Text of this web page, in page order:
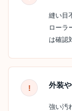
縫い目
ローラ
は確認
外装
強い汚